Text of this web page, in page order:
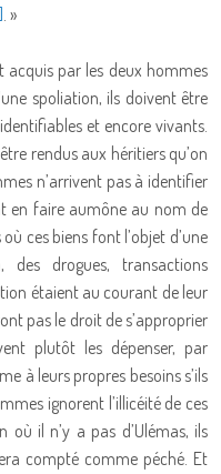
. »
acquis par les deux hommes
spoliation, ils doivent être
et encore vivants.
rendus aux héritiers qu’on
n’arrivent pas à identifier
en faire aumône au nom de
ces biens font l’objet d’une
drogues, transactions
étaient au courant de leur
pas le droit de s’approprier
plutôt les dépenser, par
à leurs propres besoins s’ils
ignorent l’illicéité de ces
il n’y a pas d’Ulémas, ils
compté comme péché. Et